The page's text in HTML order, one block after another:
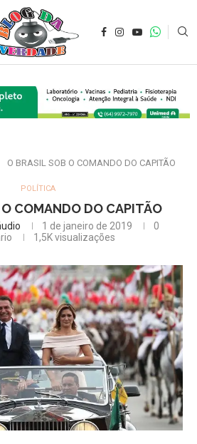
O BRASIL SOB O COMANDO DO CAPITÃO
POLÍTICA
COMANDO DO CAPITÃO
1 de janeiro de 2019
0
1,5Kvisualizações